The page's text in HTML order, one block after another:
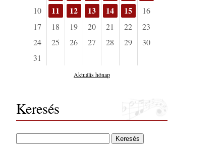
10 11 12 13 14 15
16
17
18 19 20 21 22
23
24
25 26 27 28 29
30
31
Aktuális hónap
Keresés